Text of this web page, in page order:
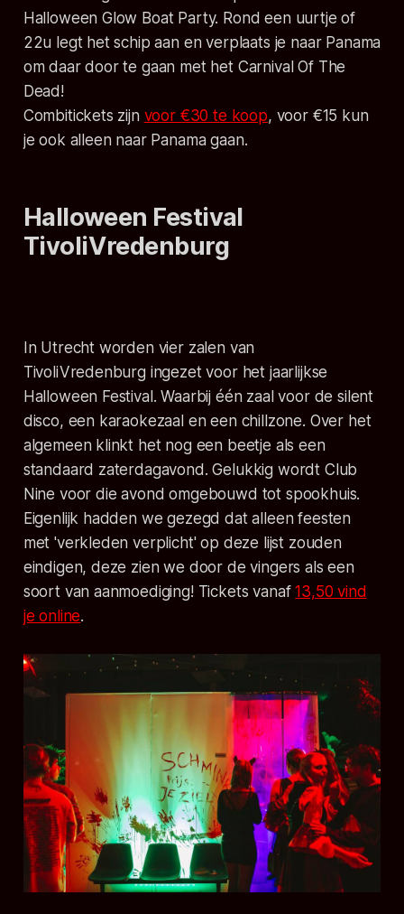
Halloween Glow Boat Party. Rond een uurtje of
22u legt het schip aan en verplaats je naar Panama
om daar door te gaan met het Carnival Of The
Dead!
Combitickets zijn voor €30 te koop, voor €15 kun
je ook alleen naar Panama gaan.
Halloween Festival
TivoliVredenburg
In Utrecht worden vier zalen van
TivoliVredenburg ingezet voor het jaarlijkse
Halloween Festival. Waarbij één zaal voor de silent
disco, een karaokezaal en een chillzone. Over het
algemeen klinkt het nog een beetje als een
standaard zaterdagavond. Gelukkig wordt Club
Nine voor die avond omgebouwd tot spookhuis.
Eigenlijk hadden we gezegd dat alleen feesten
met 'verkleden verplicht' op deze lijst zouden
eindigen, deze zien we door de vingers als een
soort van aanmoediging! Tickets vanaf13,50 vind
je online.